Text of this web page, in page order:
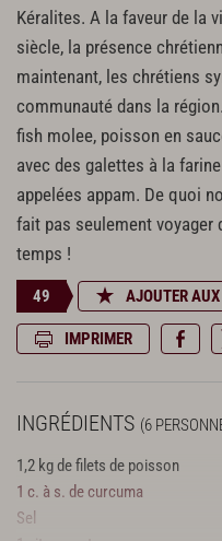
Kéralites. A la faveur de la
siècle, la présence
maintenant, les chrétiens
communauté dans la
fish molee, poisson en
avec des galettes à la
appelées appam. De quoi
fait pas seulement voyager
temps !
49 AJOUTER
IMPRIMER
INGRÉDIENTS (6
1,2 kg de filets de poisson
1 c. à s. de curcuma
Sel